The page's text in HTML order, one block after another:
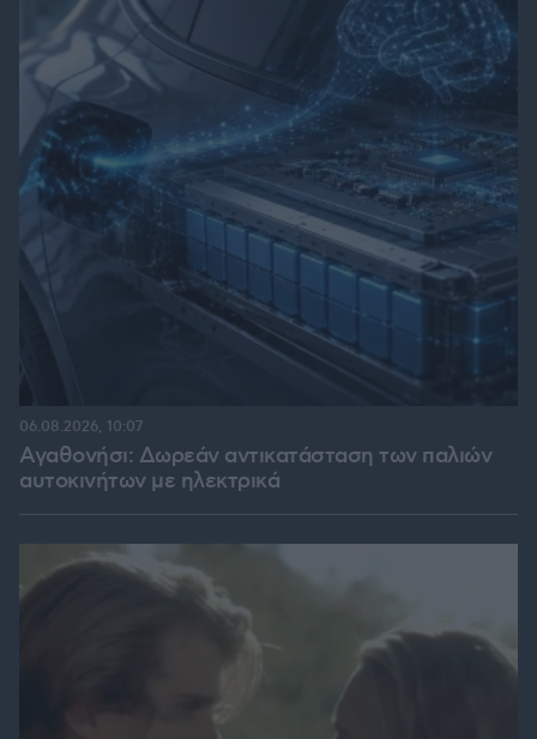
Αγαθονήσι: Δωρεάν αντικατάσταση των παλιών
αυτοκινήτων με ηλεκτρικά
06.08.2026, 10:07